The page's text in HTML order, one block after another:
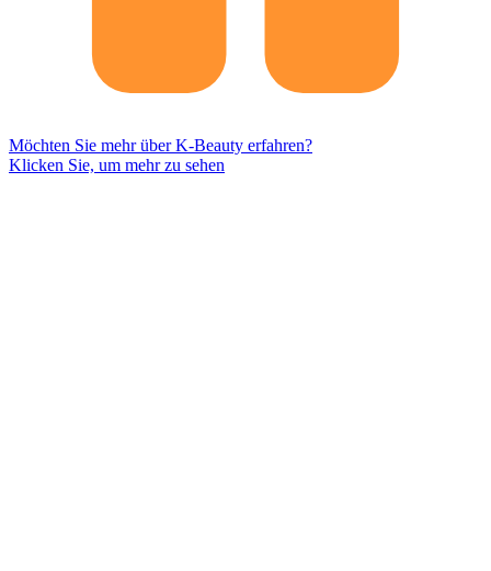
Möchten Sie mehr über K-Beauty erfahren?
Klicken Sie, um mehr zu sehen